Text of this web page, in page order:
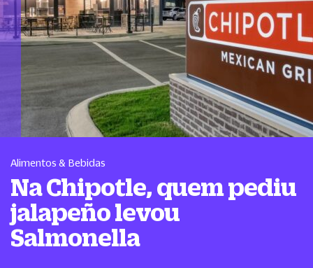
Alimentos & Bebidas
Na Chipotle, quem pediu
jalapeño levou
Salmonella